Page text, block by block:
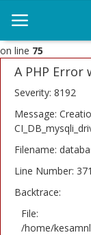
Deprecated
:
/home/
on line 75
A PHP Error
Severity: 8192
Message:
Filename:
Line Number: 371
Backtrace:
File:
/home/
Home
Kesehatan
Penyembuhan
Win Cell
Winners Skill